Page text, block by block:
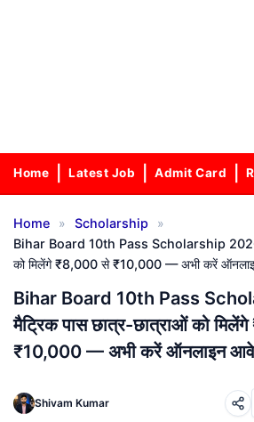
Home Latest Job Admit Card
Home » Scholarship
»
Bihar Board 10th Pass Scholarship 2026
को मिलेंगे ₹8,000 से ₹10,000 — अभी करें
Bihar Board 10th Pass
मैट्रिक पास छात्र-छात्राओं को
₹10,000 — अभी करें ऑनलाइन
Shivam Kumar